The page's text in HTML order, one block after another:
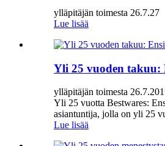
ylläpitäjän toimesta 26.7.27
Lue lisää
Yli 25 vuoden takuu:
ylläpitäjän toimesta
Yli 25 vuotta Bestwares:
asiantuntija, jolla on yli 25
Lue lisää